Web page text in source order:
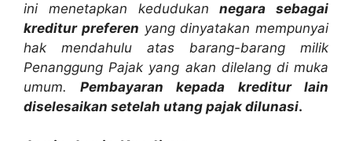
ini menetapkan kedudukannegara sebagai
kreditur preferen yang dinyatakan mempunyai
hak mendahulu atas barang-barang milik
Penanggung Pajak yang akan dilelang di muka
umum. Pembayaran kepada kreditur lain
diselesaikan setelah utang pajak dilunasi.